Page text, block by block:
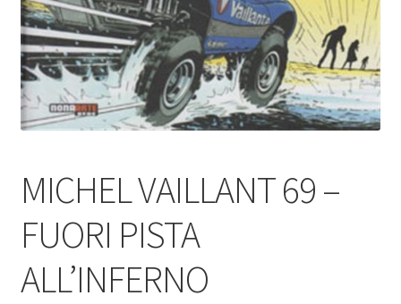
MICHEL VAILLANT 69 –
FUORI PISTA
ALL’INFERNO